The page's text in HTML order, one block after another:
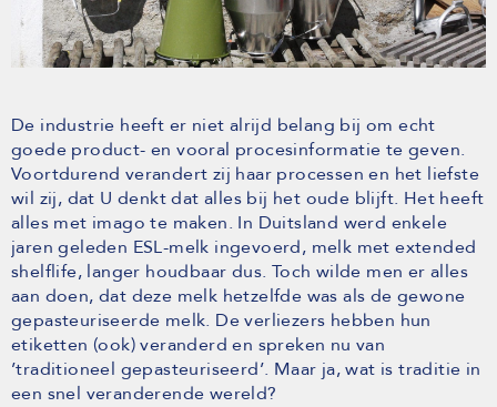
De industrie heeft er niet alrijd belang bij om echt
goede product- en vooral procesinformatie te geven.
Voortdurend verandert zij haar processen en het liefste
wil zij, dat U denkt dat alles bij het oude blijft. Het heeft
alles met imago te maken. In Duitsland werd enkele
jaren geleden ESL-melk ingevoerd, melk met extended
shelflife, langer houdbaar dus. Toch wilde men er alles
aan doen, dat deze melk hetzelfde was als de gewone
gepasteuriseerde melk. De verliezers hebben hun
etiketten (ook) veranderd en spreken nu van
’traditioneel gepasteuriseerd’. Maar ja, wat is traditie in
een snel veranderende wereld?